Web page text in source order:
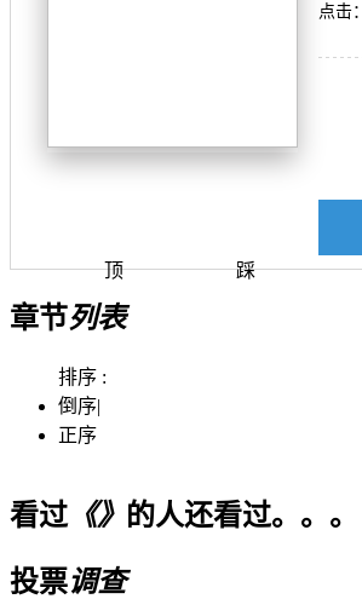
顶 踩
点击：
章节列表
排序 :
倒序|
正序
看过《》 的人还看过。。。
投票调查